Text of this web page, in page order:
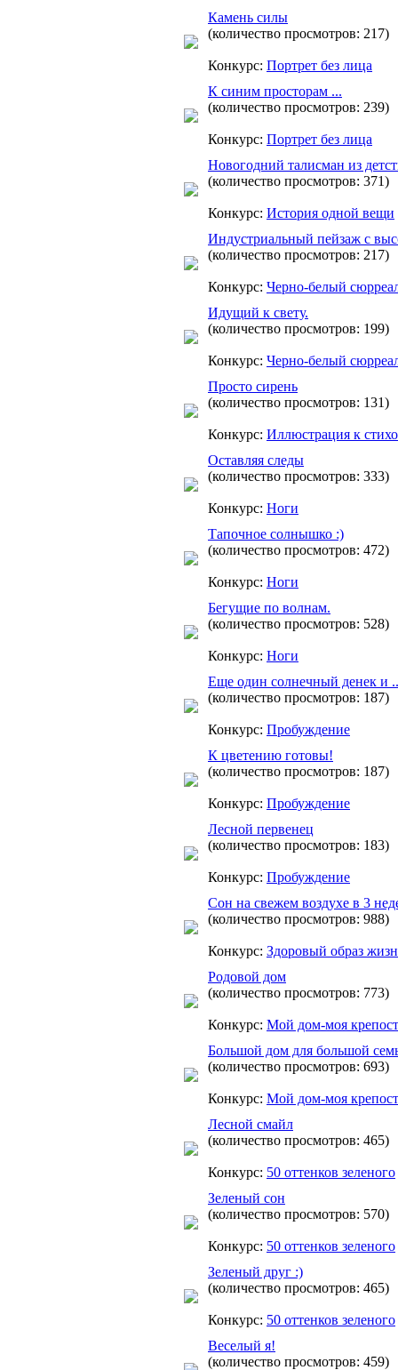
Камень силы
(количество просмотров: 217)
Конкурс: Портрет без лица
К синим просторам ...
(количество просмотров: 239)
Конкурс: Портрет без лица
Новогодний талисман из
(количество просмотров: 371)
Конкурс: История одной вещи
Индустриальный пейзаж с
(количество просмотров: 217)
Конкурс: Черно-белый
Идущий к свету.
(количество просмотров: 199)
Конкурс: Черно-белый
Просто сирень
(количество просмотров: 131)
Конкурс: Иллюстрация к
Оставляя следы
(количество просмотров: 333)
Конкурс: Ноги
Тапочное солнышко :)
(количество просмотров: 472)
Конкурс: Ноги
Бегущие по волнам.
(количество просмотров: 528)
Конкурс: Ноги
Еще один солнечный денек и
(количество просмотров: 187)
Конкурс: Пробуждение
К цветению готовы!
(количество просмотров: 187)
Конкурс: Пробуждение
Лесной первенец
(количество просмотров: 183)
Конкурс: Пробуждение
Сон на свежем воздухе в 3
(количество просмотров: 988)
Конкурс: Здоровый образ
Родовой дом
(количество просмотров: 773)
Конкурс: Мой дом-моя
Большой дом для большой
(количество просмотров: 693)
Конкурс: Мой дом-моя
Лесной смайл
(количество просмотров: 465)
Конкурс: 50 оттенков зеленого
Зеленый сон
(количество просмотров: 570)
Конкурс: 50 оттенков зеленого
Зеленый друг :)
(количество просмотров: 465)
Конкурс: 50 оттенков зеленого
Веселый я!
(количество просмотров: 459)